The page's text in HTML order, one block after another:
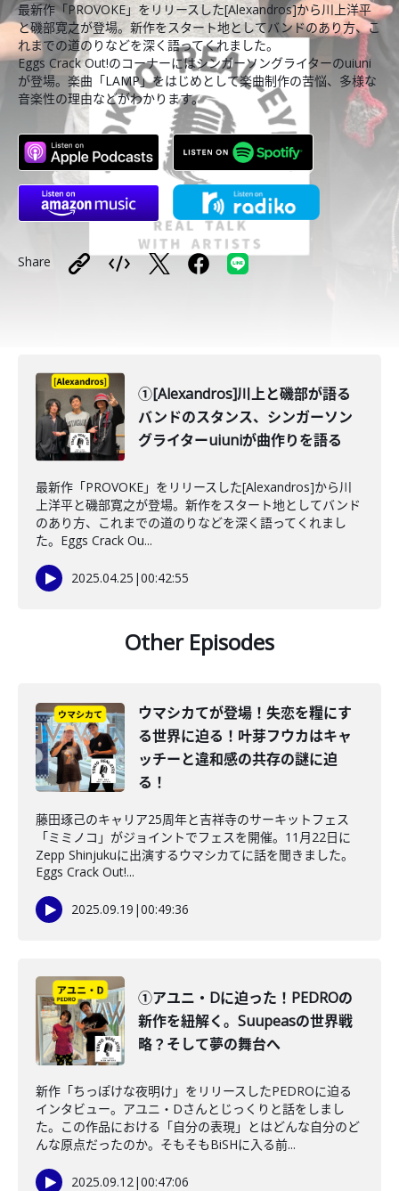
最新作「PROVOKE」をリリースした[Alexandros]から川上洋平
と磯部寛之が登場。新作をスタート地としてバンドのあり方、こ
れまでの道のりなどを深く語ってくれました。
Eggs Crack Out!のコーナーにはシンガーソングライターのuiuni
が登場。楽曲「LAMP」をはじめとして楽曲制作の苦悩、多様な
音楽性の理由などがわかります。
Share
①[Alexandros]川上と磯部が語る
バンドのスタンス、シンガーソン
グライターuiuniが曲作りを語る
最新作「PROVOKE」をリリースした[Alexandros]から川
上洋平と磯部寛之が登場。新作をスタート地としてバンド
のあり方、これまでの道のりなどを深く語ってくれまし
た。Eggs Crack Ou...
2025.04.25 |00:42:55
Other Episodes
ウマシカてが登場！失恋を糧にす
る世界に迫る！叶芽フウカはキャ
ッチーと違和感の共存の謎に迫
る！
藤田琢己のキャリア25周年と吉祥寺のサーキットフェス
「ミミノコ」がジョイントでフェスを開催。11月22日に
Zepp Shinjukuに出演するウマシカてに話を聞きました。
Eggs Crack Out!...
2025.09.19 |00:49:36
①アユニ・Dに迫った！PEDROの
新作を紐解く。Suupeasの世界戦
略？そして夢の舞台へ
新作「ちっぽけな夜明け」をリリースしたPEDROに迫る
インタビュー。アユニ・Dさんとじっくりと話をしまし
た。この作品における「自分の表現」とはどんな自分のど
んな原点だったのか。そもそもBiSHに入る前...
2025.09.12|00:47:06